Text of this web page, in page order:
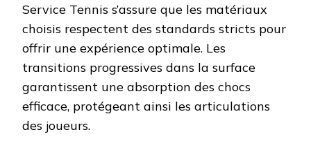
Service Tennis s’assure que les matériaux
choisis respectent des standards stricts pour
offrir une expérience optimale. Les
transitions progressives dans la surface
garantissent une absorption des chocs
efficace, protégeant ainsi les articulations
des joueurs.